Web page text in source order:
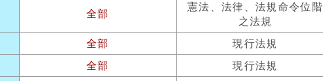
全部
憲法、法律、法規命令位階
之法規
全部
現行法規
全部
現行法規